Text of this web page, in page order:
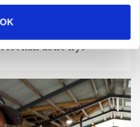
OK
kan åbne nyt